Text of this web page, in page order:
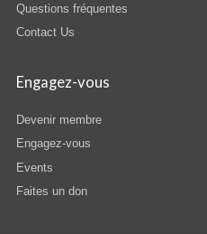
Questions fréquentes
Contact Us
Engagez-vous
Devenir membre
Engagez-vous
Events
Faites un don